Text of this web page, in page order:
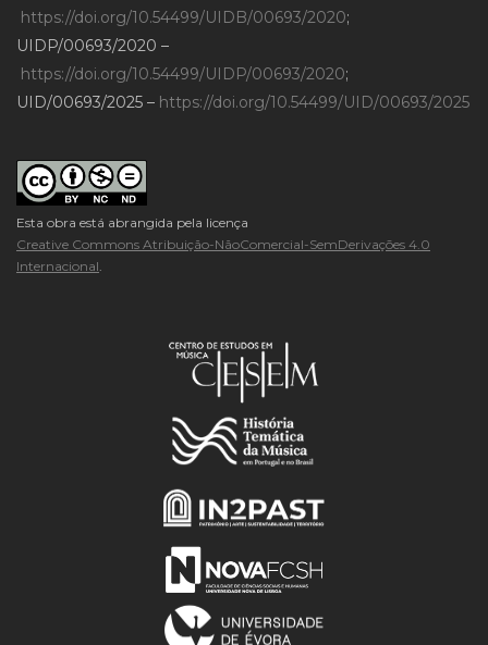
https://doi.org/10.54499/UIDB/00693/2020;
UIDP/00693/2020 –
https://doi.org/10.54499/UIDP/00693/2020;
UID/00693/2025 – https://doi.org/10.54499/UID/00693/2025
Esta obra está abrangida pela licença
Creative Commons Atribuição-NãoComercial-SemDerivações 4.0
Internacional